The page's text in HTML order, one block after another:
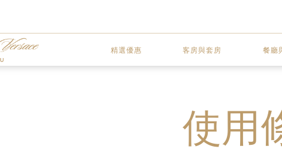
精選優惠 客房與套房 餐廳
使用